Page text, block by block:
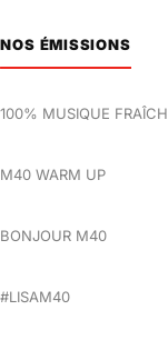
NOS ÉMISSIONS
100% MUSIQUE
M40 WARM UP
BONJOUR M40
#LISAM40